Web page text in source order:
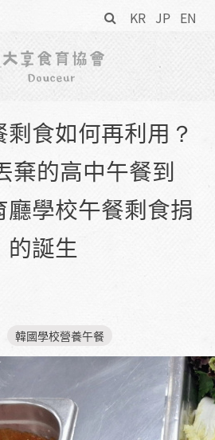
KR JP EN
搜
尋
表
食如何再利用？
棄的高中午餐到
廳學校午餐剩食捐
的誕生
韓國學校營養午餐